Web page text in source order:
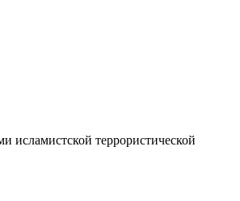
исламистской террористической